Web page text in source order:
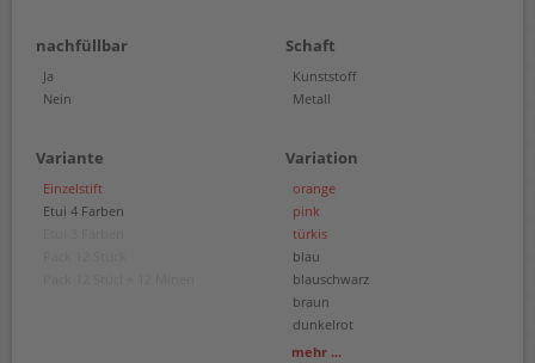
nachfüllbar
Ja
Nein
Schaft
Kunststoff
Metall
Variante
Einzelstift
Etui 4 Farben
Variation
orange
pink
türkis
blau
blauschwarz
braun
dunkelrot
grün
mehr ...